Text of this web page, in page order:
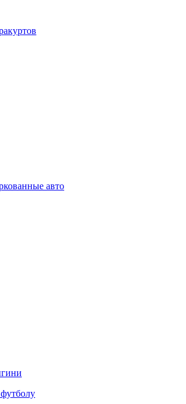
авто